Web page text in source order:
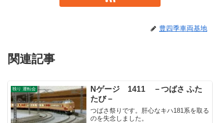
豊四季車両基地
関連記事
独り 運転会
Nゲージ 1411 －つばさ ふた
たび－
つばさ祭りです。肝心なキハ181系を取る
のを失念しました。